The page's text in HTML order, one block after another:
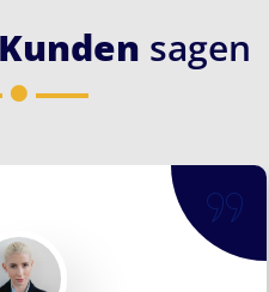
Kunden sagen